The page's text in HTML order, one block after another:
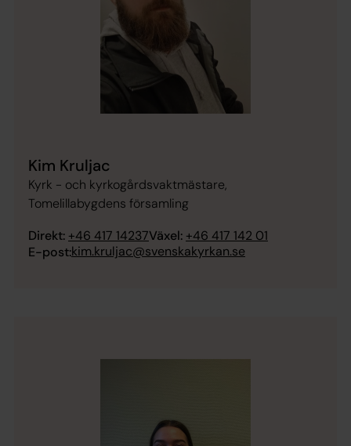
Kim Kruljac
Kyrk - och kyrkogårdsvaktmästare,
Tomelillabygdens församling
Direkt: +46 417 14237Växel: +46 417 142 01
E-post:kim.kruljac@svenskakyrkan.se